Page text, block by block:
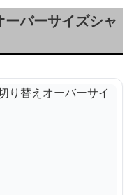
バーサイズシャ